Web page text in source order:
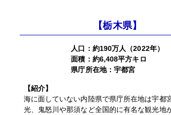
【栃木県】
人口：約190万人（2022年）
面積：約6,408平方キロ
県庁所在地：宇都宮
【紹介】
海に面していない内陸県で県庁所在地は宇都
光、鬼怒川や那須など全国的に有名な観光地